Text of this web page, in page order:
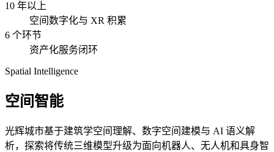
10 年以上
空间数字化与 XR 积累
6 个环节
资产化服务闭环
Spatial Intelligence
空间智能
光辉城市基于建筑学空间理解、数字空间建模与 AI 语义解
析，探索将传统三维模型升级为面向机器人、无人机和具身智